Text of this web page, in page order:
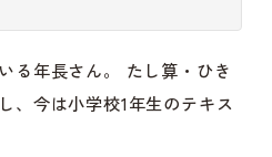
る年長さん。 たし算・ひき
、今は小学校1年生のテキス